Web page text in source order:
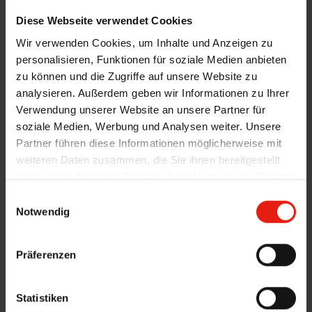
Diese Webseite verwendet Cookies
Wir verwenden Cookies, um Inhalte und Anzeigen zu
personalisieren, Funktionen für soziale Medien anbieten
zu können und die Zugriffe auf unsere Website zu
analysieren. Außerdem geben wir Informationen zu Ihrer
Verwendung unserer Website an unsere Partner für
soziale Medien, Werbung und Analysen weiter. Unsere
Partner führen diese Informationen möglicherweise mit
weiteren Daten zusammen, die Sie ihnen bereitgestellt
haben oder die sie im Rahmen Ihrer Nutzung der Dienste
Notwendig
Präferenzen
Statistiken
Verdunklungsanlagen sorgen für
erholsamen Schlaf oder optimalen